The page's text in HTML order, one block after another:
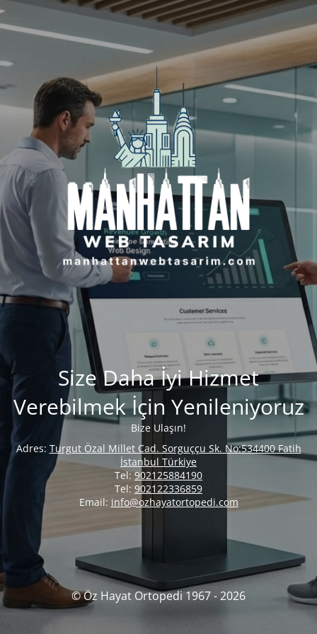
Size Daha İyi Hizmet
Verebilmek İçin Yenileniyoruz
Bize Ulaşın!
Adres: Turgut Özal Millet Cad. Sorguççu Sk. No:534400 Fatih
İstanbul Türkiye
Tel:902125884190
Tel: 902122336859
Email: info@ozhayatortopedi.com
© Öz Hayat Ortopedi 1967 - 2026